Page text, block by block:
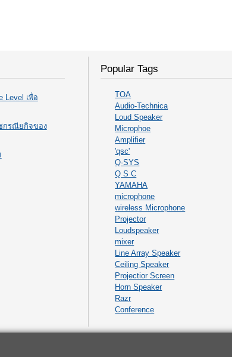
Level เพื่อ
กรณียกิจของ
Popular Tags
TOA
Audio-Technica
Loud Speaker
Microphoe
Amplifier
'qsc'
Q-SYS
Q S C
YAMAHA
microphone
wireless Microphone
Projector
Loudspeaker
mixer
Line Array Speaker
Ceiling Speaker
Projectior Screen
Horn Speaker
Razr
Conference